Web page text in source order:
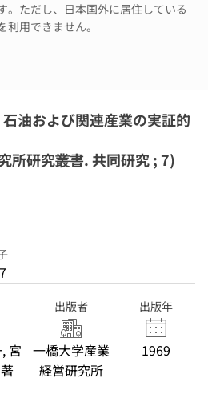
。ただし、日本国外に居住している
用できません。
油および関連産業の実証的
所研究叢書. 共同研究 ; 7)
宮
出版者
一橋大学産業
経営研究所
出版年
1969